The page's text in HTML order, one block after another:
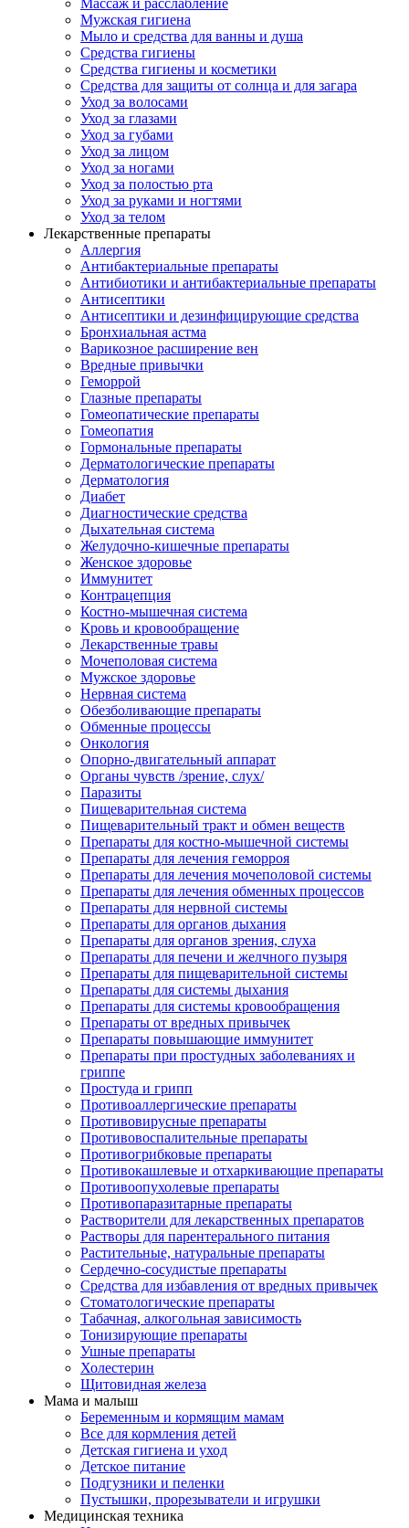
Массаж и расслабление
Мужская гигиена
Мыло и средства для ванны и душа
Средства гигиены
Средства гигиены и косметики
Средства для защиты от солнца и для загара
Уход за волосами
Уход за глазами
Уход за губами
Уход за лицом
Уход за ногами
Уход за полостью рта
Уход за руками и ногтями
Уход за телом
Лекарственные препараты
Аллергия
Антибактериальные препараты
Антибиотики и антибактериальные препараты
Антисептики
Антисептики и дезинфицирующие средства
Бронхиальная астма
Варикозное расширение вен
Вредные привычки
Геморрой
Глазные препараты
Гомеопатические препараты
Гомеопатия
Гормональные препараты
Дерматологические препараты
Дерматология
Диабет
Диагностические средства
Дыхательная система
Желудочно-кишечные препараты
Женское здоровье
Иммунитет
Контрацепция
Костно-мышечная система
Кровь и кровообращение
Лекарственные травы
Мочеполовая система
Мужское здоровье
Нервная система
Обезболивающие препараты
Обменные процессы
Онкология
Опорно-двигательный аппарат
Органы чувств /зрение, слух/
Паразиты
Пищеварительная система
Пищеварительный тракт и обмен веществ
Препараты для костно-мышечной системы
Препараты для лечения геморроя
Препараты для лечения мочеполовой системы
Препараты для лечения обменных процессов
Препараты для нервной системы
Препараты для органов дыхания
Препараты для органов зрения, слуха
Препараты для печени и желчного пузыря
Препараты для пищеварительной системы
Препараты для системы дыхания
Препараты для системы кровообращения
Препараты от вредных привычек
Препараты повышающие иммунитет
Препараты при простудных заболеваниях и
гриппе
Простуда и грипп
Противоаллергические препараты
Противовирусные препараты
Противовоспалительные препараты
Противогрибковые препараты
Противокашлевые и отхаркивающие препараты
Противоопухолевые препараты
Противопаразитарные препараты
Растворители для лекарственных препаратов
Растворы для парентерального питания
Растительные, натуральные препараты
Сердечно-сосудистые препараты
Средства для избавления от вредных привычек
Стоматологические препараты
Табачная, алкогольная зависимость
Тонизирующие препараты
Ушные препараты
Холестерин
Щитовидная железа
Мама и малыш
Беременным и кормящим мамам
Все для кормления детей
Детская гигиена и уход
Детское питание
Подгузники и пеленки
Пустышки, прорезыватели и игрушки
Медицинская техника